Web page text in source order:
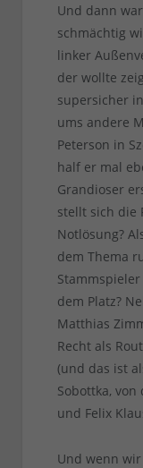
Und dann
schmächtig
linker
der wollte
supersicher
ums andere
Peterson in
half er mal
Grandioser
stellt sich die
Notlösung?
dem Thema
dem Platz?
Matthias
Recht als
(und das ist
Sobottka,
und Felix
Und wenn